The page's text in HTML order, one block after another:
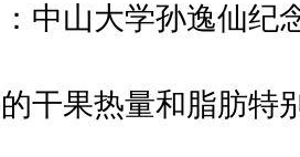
中山大学孙逸仙纪
干果热量和脂肪特